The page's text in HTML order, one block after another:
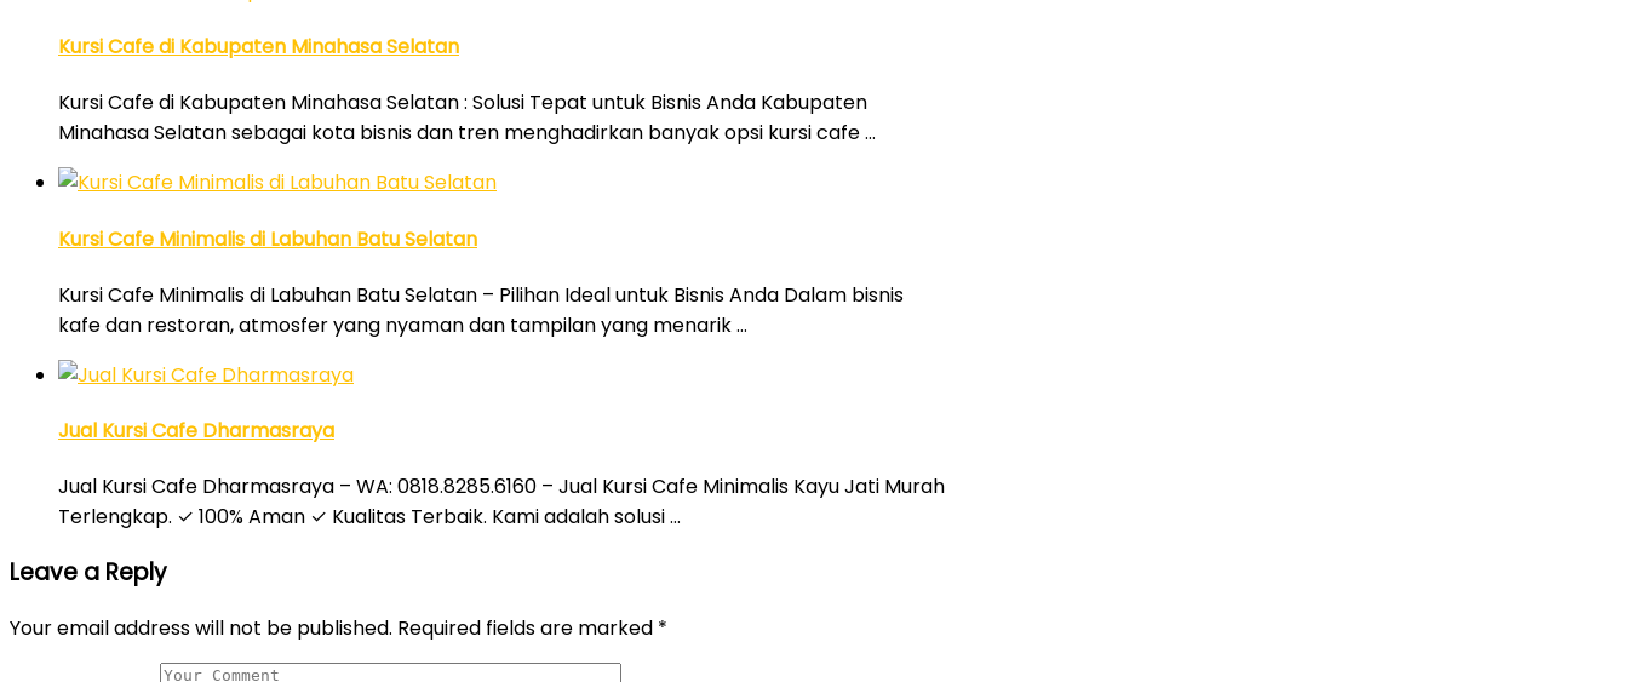
Kursi Cafe di Kabupaten Minahasa Selatan
Kursi Cafe di Kabupaten Minahasa Selatan : Solusi Tepat untuk Bisnis Anda Kabupaten
Minahasa Selatan sebagai kota bisnis dan tren menghadirkan banyak opsi kursi cafe …
Kursi Cafe Minimalis di Labuhan Batu Selatan
Kursi Cafe Minimalis di Labuhan Batu Selatan – Pilihan Ideal untuk Bisnis Anda Dalam bisnis
kafe dan restoran, atmosfer yang nyaman dan tampilan yang menarik …
Jual Kursi Cafe Dharmasraya
Jual Kursi Cafe Dharmasraya – WA: 0818.8285.6160 – Jual Kursi Cafe Minimalis Kayu Jati Murah
Terlengkap. ✓ 100% Aman ✓ Kualitas Terbaik. Kami adalah solusi …
Leave a Reply
Your email address will not be published. Required fields are marked *